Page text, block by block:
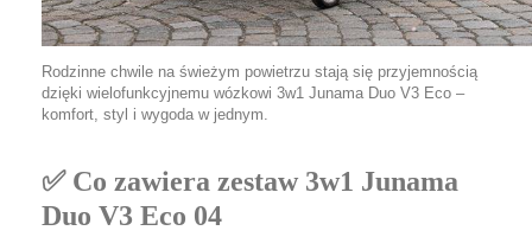
Rodzinne chwile na świeżym powietrzu stają się przyjemnością
dzięki wielofunkcyjnemu wózkowi 3w1 Junama Duo V3 Eco –
komfort, styl i wygoda w jednym.
✅ Co zawiera zestaw 3w1 Junama
Duo V3 Eco 04